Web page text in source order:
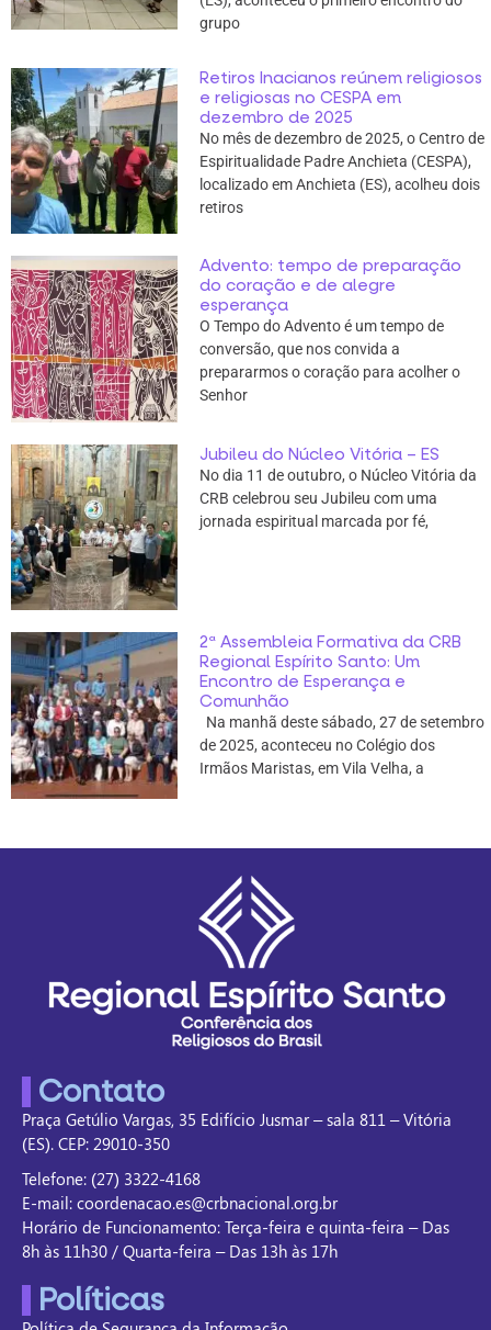
grupo
Retiros Inacianos reúnem religiosos
e religiosas no CESPA em
dezembro de 2025
No mês de dezembro de 2025, o Centro de
Espiritualidade Padre Anchieta (CESPA),
localizado em Anchieta (ES), acolheu dois
retiros
Advento: tempo de preparação
do coração e de alegre
esperança
O Tempo do Advento é um tempo de
conversão, que nos convida a
prepararmos o coração para acolher o
Senhor
Jubileu do Núcleo Vitória – ES
No dia 11 de outubro, o Núcleo Vitória da
CRB celebrou seu Jubileu com uma
jornada espiritual marcada por fé,
2ª Assembleia Formativa da CRB
Regional Espírito Santo: Um
Encontro de Esperança e
Comunhão
Na manhã deste sábado, 27 de setembro
de 2025, aconteceu no Colégio dos
Irmãos Maristas, em Vila Velha, a
Contato
Praça Getúlio Vargas, 35 Edifício Jusmar – sala 811 – Vitória
(ES). CEP: 29010-350
Telefone: (27) 3322-4168
E-mail: coordenacao.es@crbnacional.org.br
Horário de Funcionamento: Terça-feira e quinta-feira – Das
8h às 11h30 / Quarta-feira – Das 13h às 17h
Políticas